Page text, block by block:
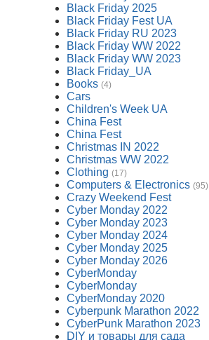
Black Friday 2025
Black Friday Fest UA
Black Friday RU 2023
Black Friday WW 2022
Black Friday WW 2023
Black Friday_UA
Books (4)
Cars
Children's Week UA
China Fest
China Fest
Christmas IN 2022
Christmas WW 2022
Clothing (17)
Computers & Electronics (95)
Crazy Weekend Fest
Cyber Monday 2022
Cyber Monday 2023
Cyber Monday 2024
Cyber Monday 2025
Cyber Monday 2026
CyberMonday
CyberMonday
CyberMonday 2020
Cyberpunk Marathon 2022
CyberPunk Marathon 2023
DIY и товары для сада